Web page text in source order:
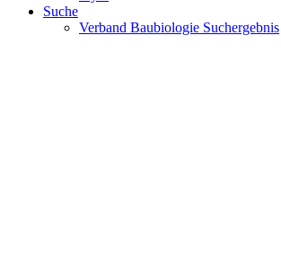
Suche
Verband Baubiologie Suchergebnis